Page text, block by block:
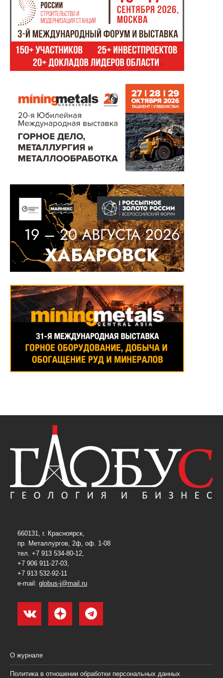
660131, г. Красноярск,
пр. Металлургов, 2ф, оф. 1-08
тел. +7 913 534-80-12,
+7 906 911-27-03,
+7 913 532-92-11
e-mail: globus-j@mail.ru
О журнале
Политика в отношении обработки персональных данных